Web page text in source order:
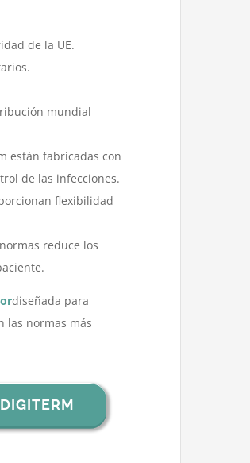
de la UE.
mundial
están fabricadas con
de las infecciones.
flexibilidad
reduce los
diseñada para
las normas más